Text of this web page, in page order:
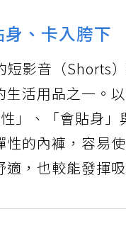
、卡入胯下
影音（Shorts
活用品之一。
」、「會貼身
的內褲，容易
，也較能發揮